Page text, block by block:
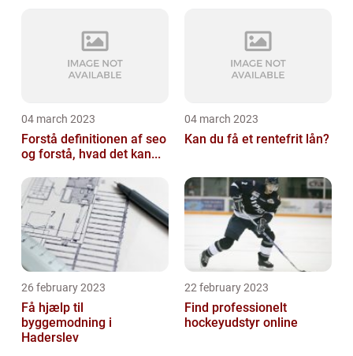
04 march 2023
Forstå definitionen af seo
og forstå, hvad det kan...
04 march 2023
Kan du få et rentefrit lån?
26 february 2023
Få hjælp til
byggemodning i
Haderslev
22 february 2023
Find professionelt
hockeyudstyr online